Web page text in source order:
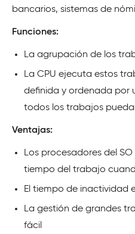
bancarios, sistemas de
Funciones:
La agrupación de los
La CPU ejecuta estos
definida y ordenada por
todos los trabajos
Ventajas:
Los procesadores del
tiempo del trabajo
El tiempo de inactividad
La gestión de grandes
fácil